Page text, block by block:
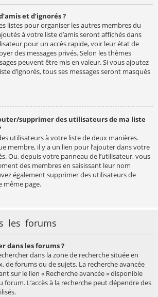
et d’ignorés ?
listes pour organiser les autres membres du
à votre liste d’amis seront affichés dans
pour un accès rapide, voir leur état de
des messages privés. Selon les thèmes
peuvent être mis en valeur. Si vous ajoutez
d’ignorés, tous ses messages seront masqués
supprimer des utilisateurs de ma liste
utilisateurs à votre liste de deux manières.
membre, il y a un lien pour l’ajouter dans votre
Ou, depuis votre panneau de l’utilisateur, vous
des membres en saisissant leur nom
également supprimer des utilisateurs de
même page.
les forums
dans les forums ?
dans la zone de recherche située en
de forums ou de sujets. La recherche avancée
sur le lien « Recherche avancée » disponible
forum. L’accès à la recherche peut dépendre des